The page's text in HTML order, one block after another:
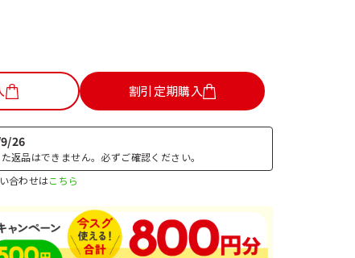
割引定期購入
26
返品はできません。必ずご確認ください。
合わせはこちら